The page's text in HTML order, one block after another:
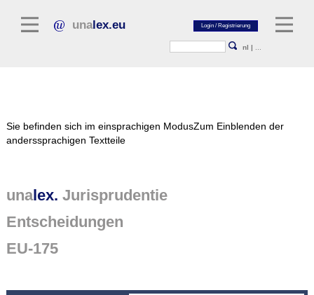
unalex.eu
nl |
Regelgevende teksten
Jurisprudentie
Sie befinden sich im einsprachigen ModusZum Einblenden der
anderssprachigen Textteile
unalex. Jurisprudentie
Entscheidungen
EU-175